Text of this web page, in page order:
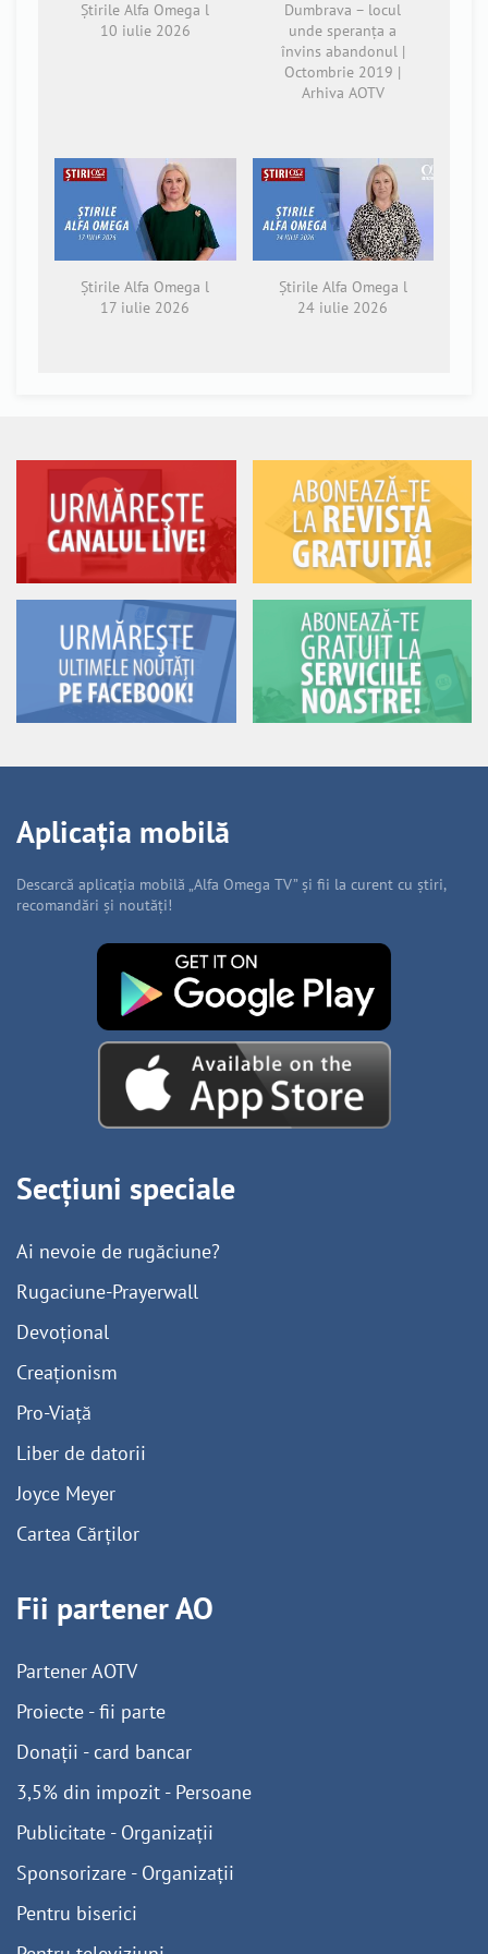
Știrile Alfa Omega l
10 iulie 2026
Dumbrava – locul
unde speranța a
învins abandonul |
Octombrie 2019 |
Arhiva AOTV
Știrile Alfa Omega l
17 iulie 2026
Știrile Alfa Omega l
24 iulie 2026
Aplicația mobilă
Descarcă aplicația mobilă „Alfa Omega TV” și fii la curent cu știri,
recomandări și noutăți!
Secțiuni speciale
Ai nevoie de rugăciune?
Rugaciune-Prayerwall
Devoțional
Creaționism
Pro-Viață
Liber de datorii
Joyce Meyer
Cartea Cărților
Fii partener AO
Partener AOTV
Proiecte - fii parte
Donații - card bancar
3,5% din impozit - Persoane
Publicitate - Organizații
Sponsorizare - Organizații
Pentru biserici